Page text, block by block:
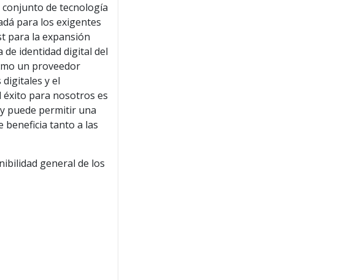
conjunto de tecnología
para los exigentes
para la expansión
identidad digital del
un proveedor
y el
éxito para nosotros es
puede permitir una
beneficia tanto a las
general de los